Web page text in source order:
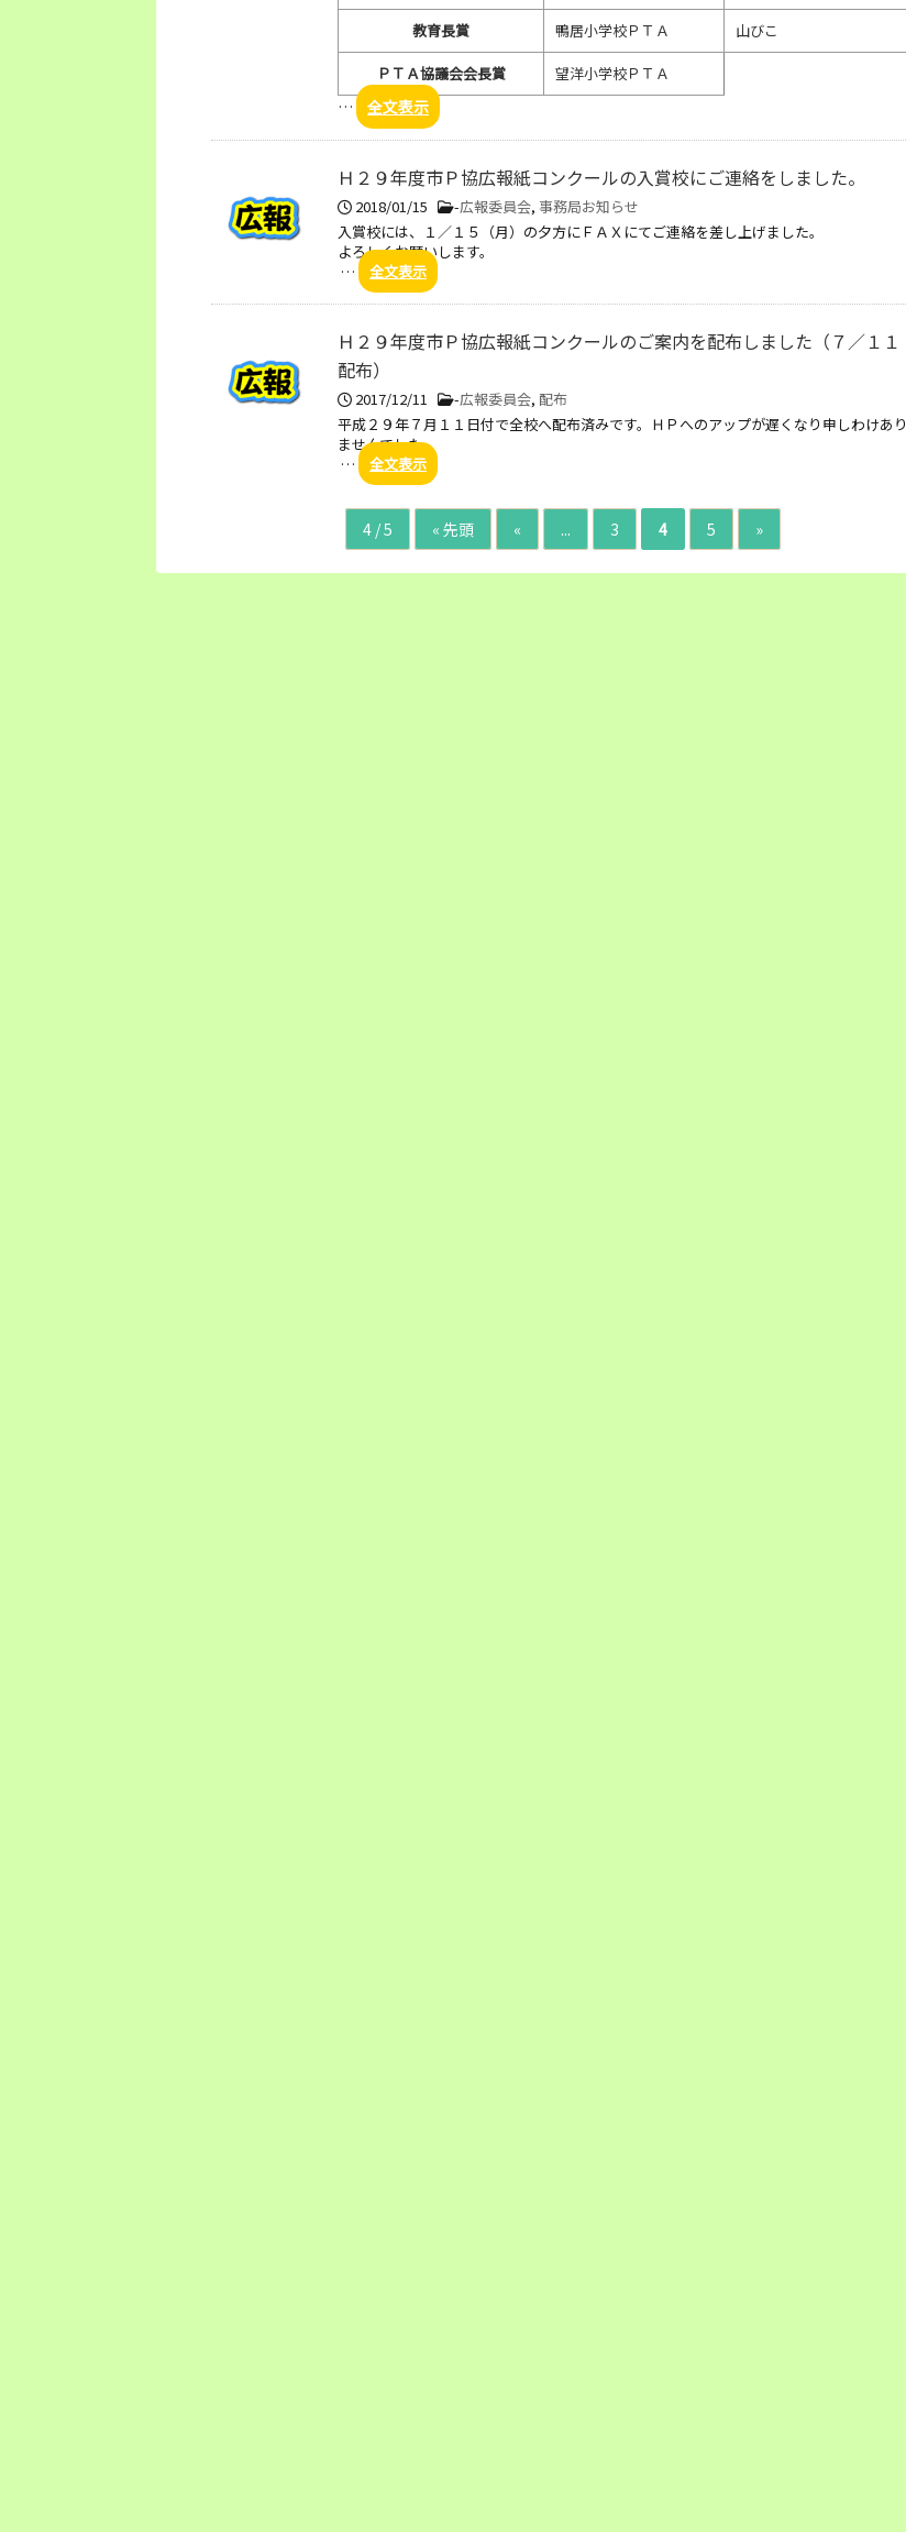
教育長賞 鴨居小学校ＰＴＡ 山びこ
ＰＴＡ協議会会長賞 望洋小学校ＰＴＡ
… 全文表示
Ｈ２９年度市Ｐ協広報紙コンクールの入賞校にご連絡をしました。
2018/01/15 -広報委員会, 事務局お知らせ
入賞校には、１／１５（月）の夕方にＦＡＸにてご連絡を差し上げました。
よろしくお願いします。
…
全文表示
Ｈ２９年度市Ｐ協広報紙コンクールのご案内を配布しました（７／１１
配布）
2017/12/11 -広報委員会, 配布
平成２９年７月１１日付で全校へ配布済みです。ＨＰへのアップが遅くなり申しわけあり
ませんでした。
…
全文表示
4 / 5 « 先頭 « ... 3 4 5 »